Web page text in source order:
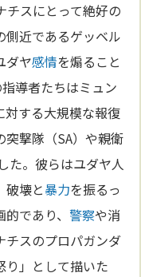
チスにとって絶好の
側近であるゲッベル
ダヤ感情を煽ること
導者たちはミュン
対する大規模な報復
撃隊（SA）や親衛
た。彼らはユダヤ人
破壊と暴力を振るっ
的であり、警察や消
チスのプロパガンダ
り」として描いた